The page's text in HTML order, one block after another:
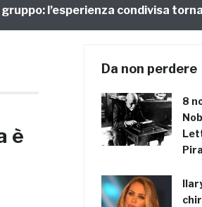
l’esperienza condivisa torna di
è
Da non perdere
8